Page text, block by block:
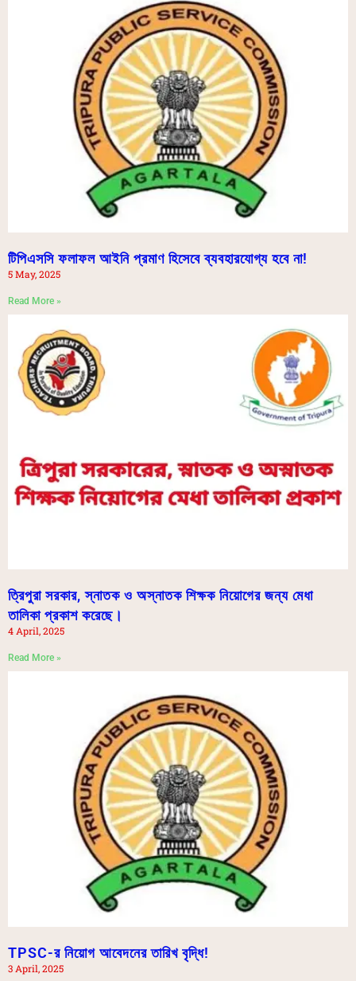
টিপিএসসি ফলাফল আইনি প্রমাণ হিসেবে ব্যবহারযোগ্য হবে না!
5 May, 2025
Read More »
ত্রিপুরা সরকার, স্নাতক ও অস্নাতক শিক্ষক নিয়োগের জন্য মেধা
তালিকা প্রকাশ করেছে।
4 April, 2025
Read More »
TPSC-র নিয়োগ আবেদনের তারিখ বৃদ্ধি!
3 April, 2025